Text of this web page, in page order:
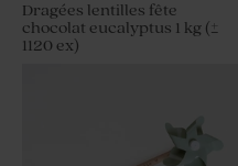
Dragées lentilles fête
chocolat eucalyptus 1 kg (±
1120 ex)